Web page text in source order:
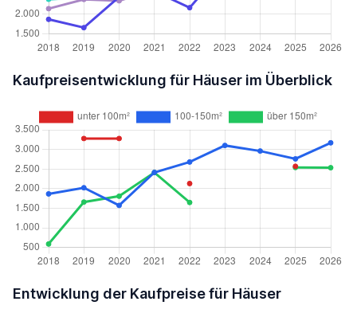
Kaufpreisentwicklung für Häuser im Überblick
Entwicklung der Kaufpreise für Häuser